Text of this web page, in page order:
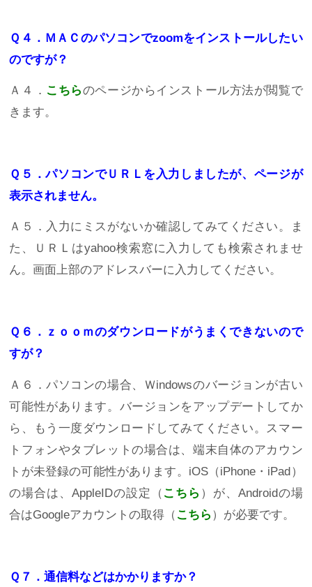
Ｑ４．ＭＡＣのパソコンでzoomをインストールしたい
のですが？
Ａ４． こちらのページからインストール方法が閲覧で
きます。
Ｑ５．パソコンでＵＲＬを入力しましたが、ページが
表示されません。
Ａ５．入力にミスがないか確認してみてください。ま
た、ＵＲＬはyahoo検索窓に入力しても検索されませ
ん。画面上部のアドレスバーに入力してください。
Ｑ６．ｚｏｏｍのダウンロードがうまくできないので
すが？
Ａ６．パソコンの場合、Ｗindowsのバージョンが古い
可能性があります。バージョンをアップデートしてか
ら、もう一度ダウンロードしてみてください。スマー
トフォンやタブレットの場合は、端末自体のアカウン
トが未登録の可能性があります。iOS（iPhone・iPad）
の場合は、AppleIDの設定（ こちら ）が、Androidの場
合はGoogleアカウントの取得（ こちら ）が必要です。
Ｑ７ ．通信料などはかかりますか？